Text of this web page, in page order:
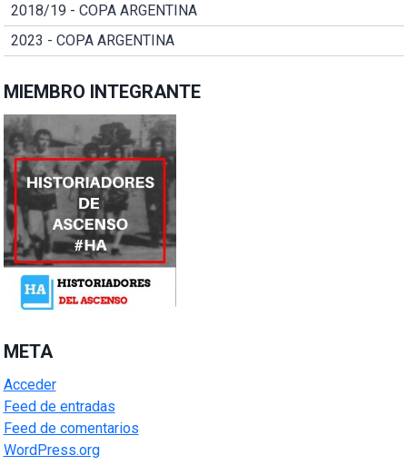
2018/19 - COPA ARGENTINA
2023 - COPA ARGENTINA
MIEMBRO INTEGRANTE
META
Acceder
Feed de entradas
Feed de comentarios
WordPress.org